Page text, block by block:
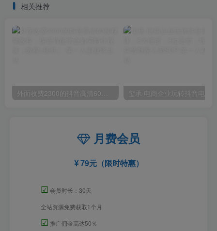
相关推荐
月费会员
79元（限时特惠）
☑ 会员时长：30天
全站资源免费获取1个月
☑ 推广佣金高达50％